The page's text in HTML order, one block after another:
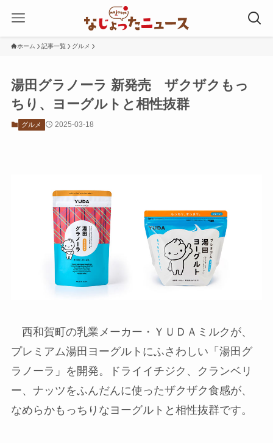
ホーム 記事一覧 グルメ
湯田グラノーラ 新発売 ザクザクもっ
ちり、ヨーグルトと相性抜群
グルメ 2025-03-18
西和賀町の乳業メーカー・ＹＵＤＡミルクが、
プレミアム湯田ヨーグルトにふさわしい「湯田グ
ラノーラ」を開発。ドライイチジク、クランベリ
ー、ナッツをふんだんに使ったザクザク食感が、
なめらかもっちりなヨーグルトと相性抜群です。